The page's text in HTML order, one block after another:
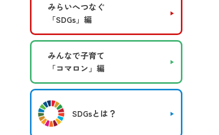
みらいへつなぐ
「SDGs」編
みんなで子育て
「コマロン」編
SDGsとは？